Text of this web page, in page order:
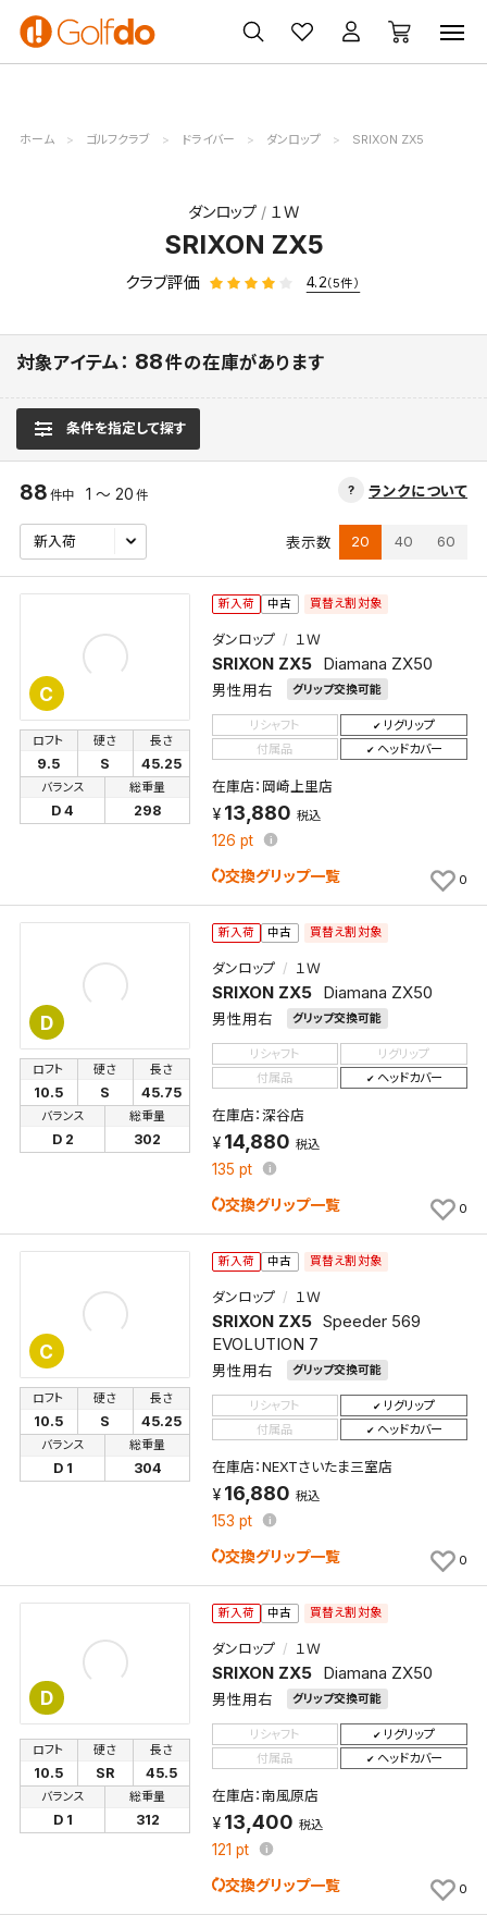
ゴルフ
クラブ
ゴルフ用品
買取
無料査定
クーポン
一覧
ホーム ゴルフクラブ ドライバー ダンロップ SRIXON ZX5
ダンロップ １Ｗ
SRIXON ZX5
クラブ評価 4.2（5件）
対象アイテム： 88件の在庫があります
条件を指定して探す
ランクについて
88 件中 1 ～ 20 件
表示数 20 40 60
C
新入荷 中古 買替え割対象
ダンロップ １Ｗ
SRIXON ZX5 Diamana ZX50
男性用右 グリップ交換可能
ロフト
9.5
硬さ
S
長さ
45.25
バランス
D 4
総重量
298
リシャフト
リグリップ
付属品
ヘッドカバー
在庫店：岡崎上里店
13,880 税込
126 pt
交換グリップ一覧 0
D
新入荷 中古 買替え割対象
ダンロップ １Ｗ
SRIXON ZX5 Diamana ZX50
男性用右 グリップ交換可能
ロフト
10.5
硬さ
S
長さ
45.75
バランス
D 2
総重量
302
リシャフト
リグリップ
付属品
ヘッドカバー
在庫店：深谷店
14,880 税込
135 pt
交換グリップ一覧 0
C
新入荷 中古 買替え割対象
ダンロップ １Ｗ
SRIXON ZX5 Speeder 569
EVOLUTION 7
男性用右 グリップ交換可能
ロフト
10.5
硬さ
S
長さ
45.25
バランス
D 1
総重量
304
リシャフト
リグリップ
付属品
ヘッドカバー
在庫店：NEXTさいたま三室店
16,880 税込
153 pt
交換グリップ一覧 0
D
新入荷 中古 買替え割対象
ダンロップ １Ｗ
SRIXON ZX5 Diamana ZX50
男性用右 グリップ交換可能
ロフト
10.5
硬さ
SR
長さ
45.5
バランス
D 1
総重量
312
リシャフト
リグリップ
付属品
ヘッドカバー
在庫店：南風原店
13,400 税込
121 pt
交換グリップ一覧 0